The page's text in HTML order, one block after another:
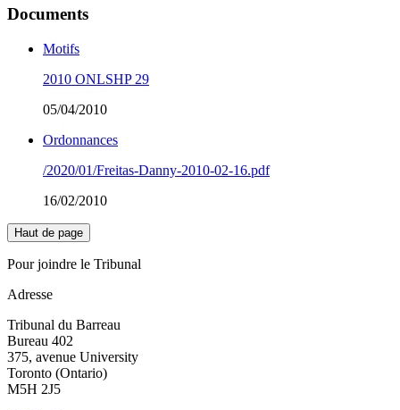
Documents
Motifs
2010 ONLSHP 29
05/04/2010
Ordonnances
/2020/01/Freitas-Danny-2010-02-16.pdf
16/02/2010
Haut de page
Pour joindre le Tribunal
Adresse
Tribunal du Barreau
Bureau 402
375, avenue University
Toronto (Ontario)
M5H 2J5